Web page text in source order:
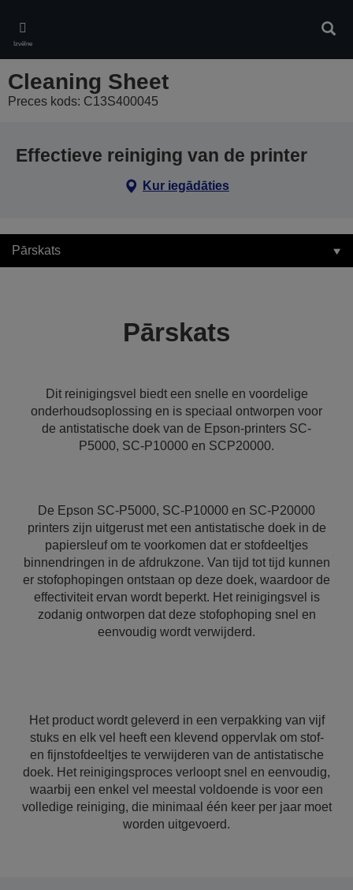
main
content
Izvēlne
Cleaning Sheet
Preces kods: C13S400045
Effectieve reiniging van de printer
Kur iegādāties
Pārskats
Pārskats
Dit reinigingsvel biedt een snelle en voordelige
onderhoudsoplossing en is speciaal ontworpen voor
de antistatische doek van de Epson-printers SC-
P5000, SC-P10000 en SCP20000.
De Epson SC-P5000, SC-P10000 en SC-P20000
printers zijn uitgerust met een antistatische doek in de
papiersleuf om te voorkomen dat er stofdeeltjes
binnendringen in de afdrukzone. Van tijd tot tijd kunnen
er stofophopingen ontstaan op deze doek, waardoor de
effectiviteit ervan wordt beperkt. Het reinigingsvel is
zodanig ontworpen dat deze stofophoping snel en
eenvoudig wordt verwijderd.
Het product wordt geleverd in een verpakking van vijf
stuks en elk vel heeft een klevend oppervlak om stof-
en fijnstofdeeltjes te verwijderen van de antistatische
doek. Het reinigingsproces verloopt snel en eenvoudig,
waarbij een enkel vel meestal voldoende is voor een
volledige reiniging, die minimaal één keer per jaar moet
worden uitgevoerd.